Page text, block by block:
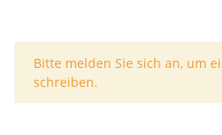
x
Bitte melden Sie sich an, um
schreiben.